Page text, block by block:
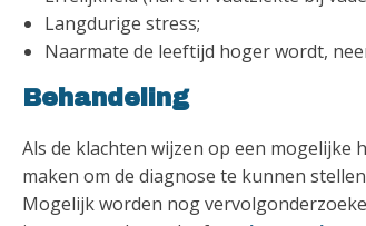
Langdurige stress;
Naarmate de leeftijd hoger wordt,
Behandeling
Als de klachten wijzen op een mogelijke
maken om de diagnose te kunnen
Mogelijk worden nog